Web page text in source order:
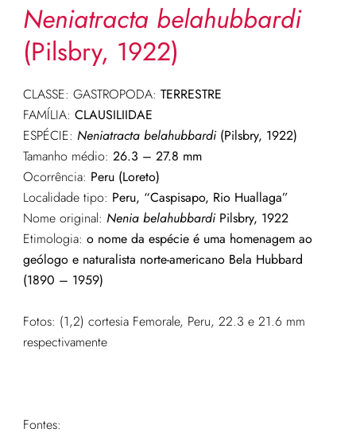
Neniatracta belahubbardi
(Pilsbry, 1922)
CLASSE: GASTROPODA: TERRESTRE
FAMÍLIA: CLAUSILIIDAE
ESPÉCIE: Neniatracta belahubbardi(Pilsbry, 1922)
Tamanho médio: 26.3 – 27.8 mm
Ocorrência: Peru (Loreto)
Localidade tipo: Peru, “Caspisapo, Rio Huallaga”
Nome original: Nenia belahubbardi Pilsbry, 1922
Etimologia: o nome da espécie é uma homenagem ao
geólogo e naturalista norte-americano Bela Hubbard
(1890 – 1959)
Fotos: (1,2) cortesia Femorale, Peru, 22.3 e 21.6 mm
respectivamente
Fontes: